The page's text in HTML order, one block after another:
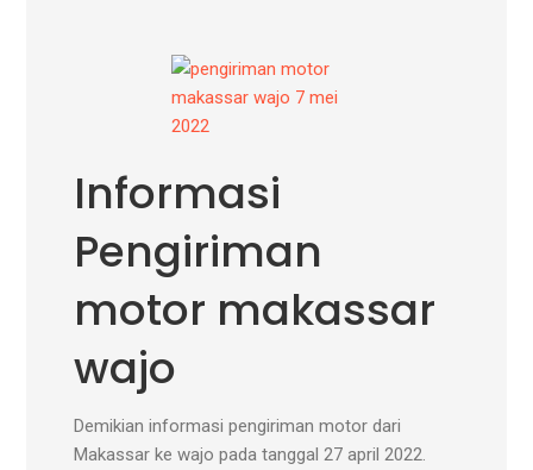
Informasi
Pengiriman
motor makassar
wajo
Demikian informasi pengiriman motor dari
Makassar ke wajo pada tanggal 27 april 2022.